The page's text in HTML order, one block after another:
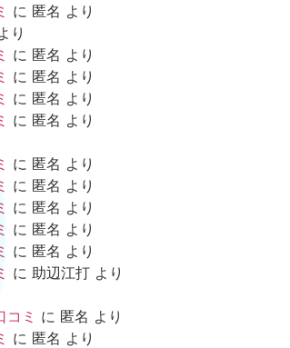
に 匿名 より
り
に 匿名 より
に 匿名 より
に 匿名 より
に 匿名 より
に 匿名 より
に 匿名 より
に 匿名 より
に 匿名 より
に 匿名 より
に 助辺江打 より
ミ に 匿名 より
に 匿名 より